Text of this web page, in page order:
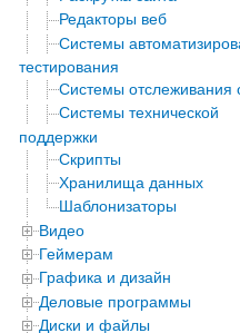
Редакторы веб
Системы
тестирования
Системы отслеживания
Системы технической
поддержки
Скрипты
Хранилища данных
Шаблонизаторы
Видео
Геймерам
Графика и дизайн
Деловые программы
Диски и файлы